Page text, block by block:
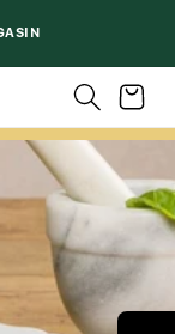
Chariot